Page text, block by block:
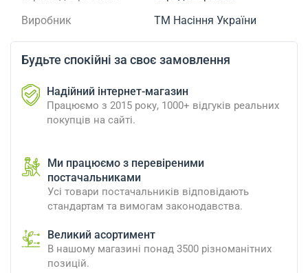
Виробник
ТМ Насіння України
Будьте спокійні за своє замовлення
Надійний інтернет-магазин
Працюємо з 2015 року, 1000+ відгуків реальних
покупців на сайті.
Ми працюємо з перевіреними
постачальниками
Усі товари постачальників відповідають
стандартам та вимогам законодавства.
Великий асортимент
В нашому магазині понад 3500 різноманітних
позицій.